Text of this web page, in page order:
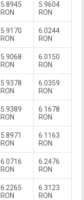
5.8945
RON
5.9604
RON
5.9170
RON
6.0244
RON
5.9068
RON
6.0150
RON
5.9378
RON
6.0359
RON
5.9389
RON
6.1678
RON
5.8971
RON
6.1163
RON
6.0716
RON
6.2476
RON
6.2265
RON
6.3123
RON